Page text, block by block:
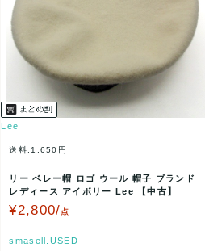
Lee
送料:1,650円
リー ベレー帽 ロゴ ウール 帽子 ブランド
レディース アイボリー Lee 【中古】
¥2,800/点
smasell.USED